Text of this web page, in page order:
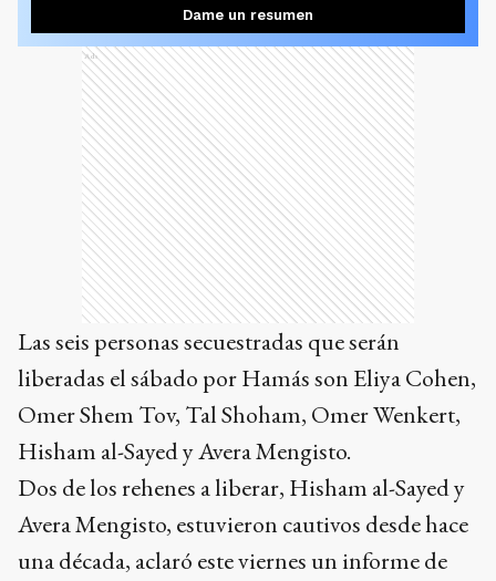
Dame un resumen
Ads
Las seis personas secuestradas que serán
liberadas el sábado por Hamás son Eliya Cohen,
Omer Shem Tov, Tal Shoham, Omer Wenkert,
Hisham al-Sayed y Avera Mengisto.
Dos de los rehenes a liberar, Hisham al-Sayed y
Avera Mengisto, estuvieron cautivos desde hace
una década, aclaró este viernes un informe de